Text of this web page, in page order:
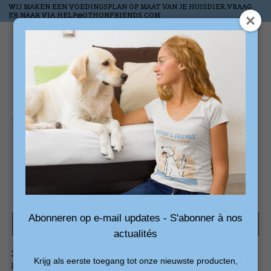
WIJ MAKEN EEN VOEDINGSPLAN OP MAAT VAN JE HUISDIER,VRAAG
ER NAAR VIA HELP@OTHONFRIENDS.COM
Verlanglijst
Home / Tags paardenbonbons
Producten getagd met
paardenbonbons
Filters weergeven
2
producten
op
producten
Abonneren op e-mail updates - S'abonner à nos
actualités
Krijg als eerste toegang tot onze nieuwste producten,